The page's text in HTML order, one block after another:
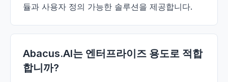
듈과 사용자 정의 가능한 솔루션을 제공합니다.
Abacus.AI는 엔터프라이즈 용도로 적합
합니까?